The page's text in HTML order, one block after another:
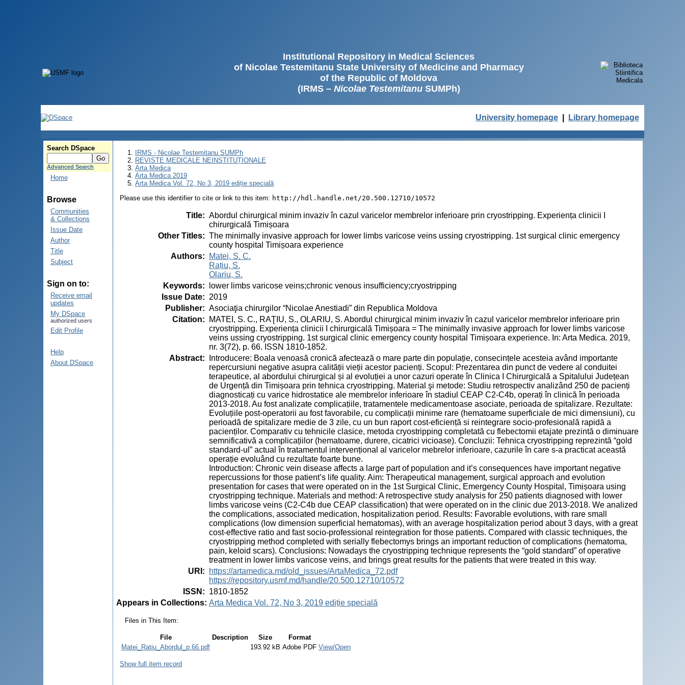
Institutional Repository in Medical Sciences
of Nicolae Testemitanu State University of Medicine and Pharmacy
of the Republic of Moldova
(IRMS – Nicolae TestemitanuSUMPh)
University homepage Library homepage
Search DSpace
Advanced Search
Home
Browse
Communities
& Collections
Issue Date
Author
Title
Subject
Sign on to:
Receive email
updates
My DSpace
authorized users
Edit Profile
Help
About DSpace
IRMS - Nicolae Testemitanu SUMPh
REVISTE MEDICALE NEINSTITUȚIONALE
Arta Medica
Arta Medica 2019
Arta Medica Vol. 72, No 3, 2019 ediție specială
Please use this identifier to cite or link to this item: http://hdl.handle.net/20.500.12710/10572
Title: Abordul chirurgical minim invaziv în cazul varicelor membrelor inferioare prin cryostripping. Experiența clinicii I
chirurgicală Timișoara
Other Titles: The minimally invasive approach for lower limbs varicose veins ussing cryostripping. 1st surgical clinic emergency
county hospital Timișoara experience
Authors:
Matei, S. C.
Rațiu, S.
Olariu, S.
Keywords:
lower limbs varicose veins;chronic venous insufficiency;cryostripping
Issue Date: 2019
Publisher: Asociaţia chirurgilor “Nicolae Anestiadi” din Republica Moldova
Citation:
MATEI, S. C., RAŢIU, S., OLARIU, S. Abordul chirurgical minim invaziv în cazul varicelor membrelor inferioare prin
cryostripping. Experiența clinicii I chirurgicală Timișoara = The minimally invasive approach for lower limbs varicose
veins ussing cryostripping. 1st surgical clinic emergency county hospital Timișoara experience. In: Arta Medica. 2019,
nr. 3(72), p. 66. ISSN 1810-1852.
Abstract:
Introducere: Boala venoasă cronică afectează o mare parte din populație, consecințele acesteia având importante
repercursiuni negative asupra calității vieții acestor pacienți. Scopul: Prezentarea din punct de vedere al conduitei
terapeutice, al abordului chirurgical și al evoluției a unor cazuri operate în Clinica I Chirurgicală a Spitalului Județean
de Urgență din Timișoara prin tehnica cryostripping. Material şi metode: Studiu retrospectiv analizând 250 de pacienți
diagnosticați cu varice hidrostatice ale membrelor inferioare în stadiul CEAP C2-C4b, operați în clinică în perioada
2013-2018. Au fost analizate complicațiile, tratamentele medicamentoase asociate, perioada de spitalizare. Rezultate:
Evoluțiile post-operatorii au fost favorabile, cu complicații minime rare (hematoame superficiale de mici dimensiuni), cu
perioadă de spitalizare medie de 3 zile, cu un bun raport cost-eficiență si reintegrare socio-profesională rapidă a
pacienților. Comparativ cu tehnicile clasice, metoda cryostripping completată cu flebectomii etajate prezintă o diminuare
semnificativă a complicațiilor (hematoame, durere, cicatrici vicioase). Concluzii: Tehnica cryostripping reprezintă “gold
standard-ul” actual în tratamentul intervențional al varicelor mebrelor inferioare, cazurile în care s-a practicat această
operație evoluând cu rezultate foarte bune.
Introduction: Chronic vein disease affects a large part of population and it’s consequences have important negative
repercussions for those patient’s life quality. Aim: Therapeutical management, surgical approach and evolution
presentation for cases that were operated on in the 1st Surgical Clinic, Emergency County Hospital, Timișoara using
cryostripping technique. Materials and method: A retrospective study analysis for 250 patients diagnosed with lower
limbs varicose veins (C2-C4b due CEAP classification) that were operated on in the clinic due 2013-2018. We analized
the complications, associated medication, hospitalization period. Results: Favorable evolutions, with rare small
complications (low dimension superficial hematomas), with an average hospitalization period about 3 days, with a great
cost-effective ratio and fast socio-professional reintegration for those patients. Compared with classic techniques, the
cryostripping method completed with serially flebectomys brings an important reduction of complications (hematoma,
pain, keloid scars). Conclusions: Nowadays the cryostripping technique represents the “gold standard” of operative
treatment in lower limbs varicose veins, and brings great results for the patients that were treated in this way.
URI :
https://artamedica.md/old_issues/ArtaMedica_72.pdf
https://repository.usmf.md/handle/20.500.12710/10572
ISSN : 1810-1852
Appears in Collections: Arta Medica Vol. 72, No 3, 2019 ediție specială
Files in This Item:
File Description Size
Format
Matei_Ratiu_Abordul_p.66.pdf
193.92 kB Adobe PDF View/Open
Show full item record